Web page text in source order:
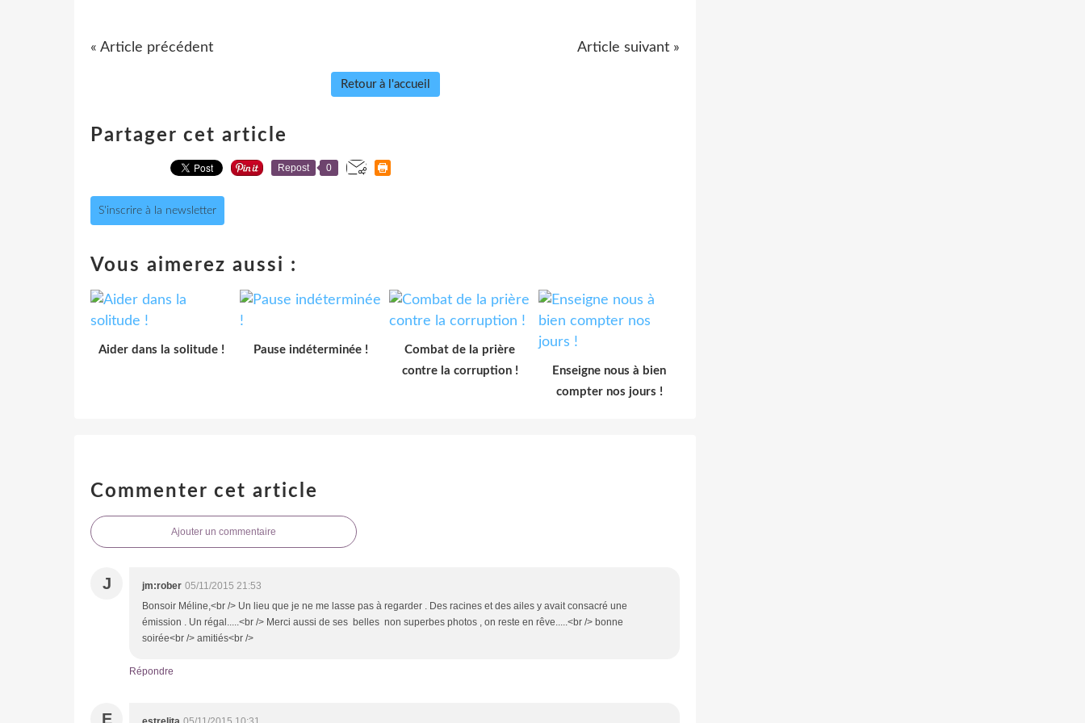
« Article précédent Article suivant »
Retour à l'accueil
Partager cet article
Repost 0
S'inscrire à la newsletter
Vous aimerez aussi :
Aider dans la solitude ! Pause indéterminée !
Combat de la prière
contre la corruption !
Enseigne nous à bien
compter nos jours !
Commenter cet article
Ajouter un commentaire
J jm:rober 05/11/2015 21:53
Bonsoir Méline,<br /> Un lieu que je ne me lasse pas à regarder . Des racines et des ailes y avait consacré une
émission . Un régal.....<br /> Merci aussi de ses belles non superbes photos , on reste en rêve.....<br /> bonne
soirée<br /> amitiés<br />
Répondre
E